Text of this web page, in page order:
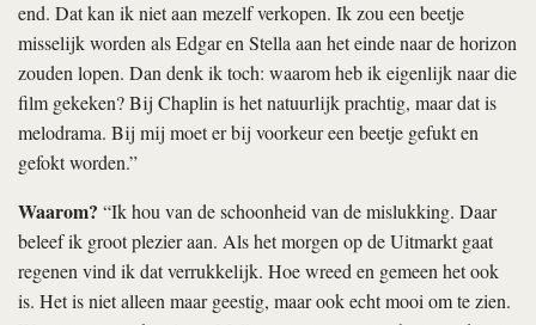
end. Dat kan ik niet aan mezelf verkopen. Ik zou een beetje
misselijk worden als Edgar en Stella aan het einde naar de horizon
zouden lopen. Dan denk ik toch: waarom heb ik eigenlijk naar die
film gekeken? Bij Chaplin is het natuurlijk prachtig, maar dat is
melodrama. Bij mij moet er bij voorkeur een beetje gefukt en
gefokt worden.”
Waarom? “Ik hou van de schoonheid van de mislukking. Daar
beleef ik groot plezier aan. Als het morgen op de Uitmarkt gaat
regenen vind ik dat verrukkelijk. Hoe wreed en gemeen het ook
is. Het is niet alleen maar geestig, maar ook echt mooi om te zien.